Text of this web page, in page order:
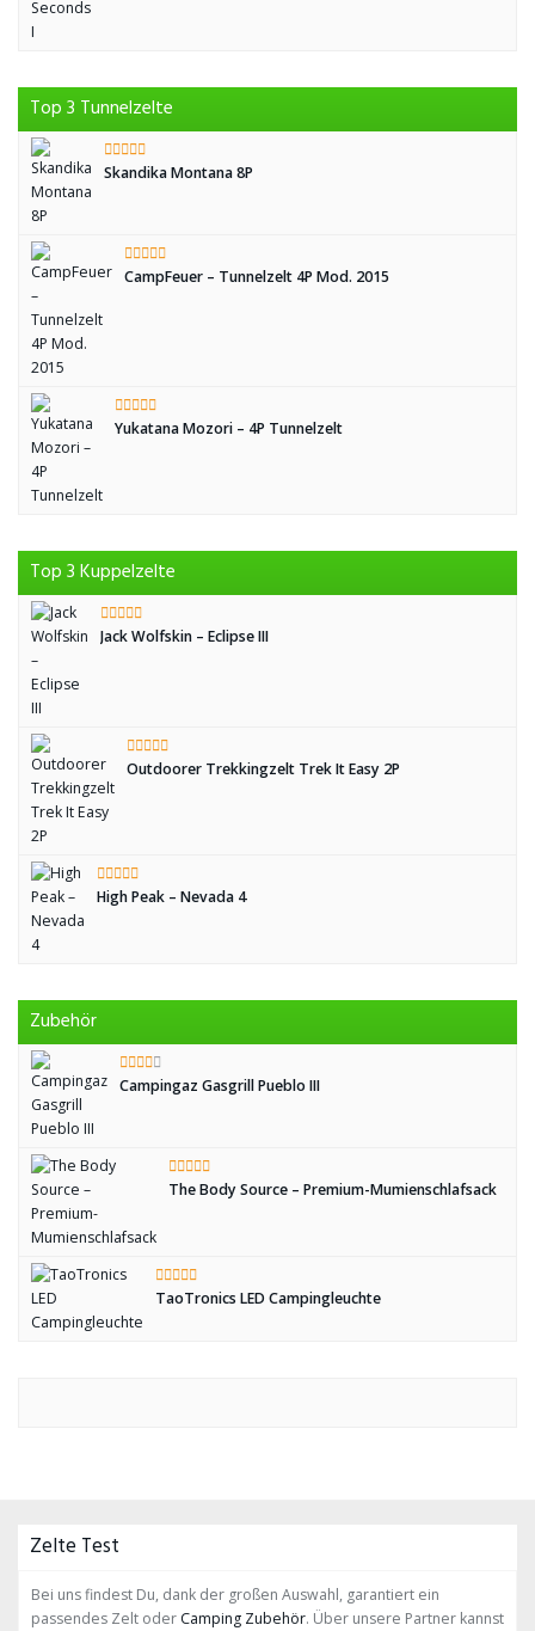
Top 3 Tunnelzelte
Skandika Montana 8P
CampFeuer – Tunnelzelt 4P Mod. 2015
Yukatana Mozori – 4P Tunnelzelt
Top 3 Kuppelzelte
Jack Wolfskin – Eclipse III
Outdoorer Trekkingzelt Trek It Easy 2P
High Peak – Nevada 4
Zubehör
Campingaz Gasgrill Pueblo III
The Body Source – Premium-Mumienschlafsack
TaoTronics LED Campingleuchte
Zelte Test
Bei uns findest Du, dank der großen Auswahl, garantiert ein
passendes Zelt oder Camping Zubehör. Über unsere Partner kannst